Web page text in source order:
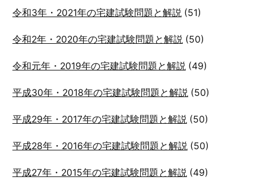
令和3年・2021年の宅建試験問題と解説(51)
令和2年・2020年の宅建試験問題と解説(50)
令和元年・2019年の宅建試験問題と解説(49)
平成30年・2018年の宅建試験問題と解説(50)
平成29年・2017年の宅建試験問題と解説(50)
平成28年・2016年の宅建試験問題と解説(50)
平成27年・2015年の宅建試験問題と解説(49)